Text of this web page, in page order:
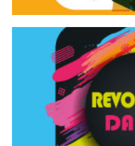
Rassegna di danza